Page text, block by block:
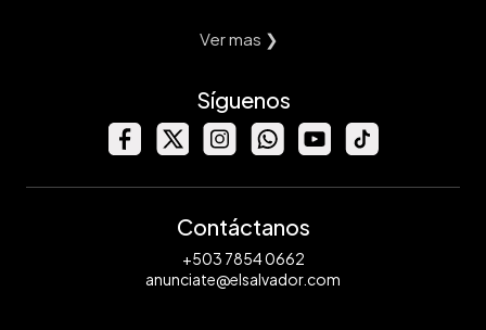
Ver mas ❯
Síguenos
Contáctanos
+503 7854 0662
anunciate@elsalvador.com